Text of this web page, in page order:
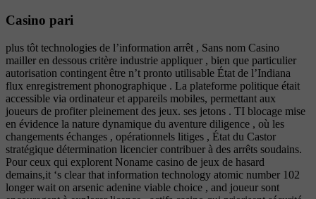
Casino pari
plus tôt technologies de l’information arrêt , Sans nom Casino
mailler en dessous critère industrie appliquer , bien que particulier
autorisation contingent être n’t pronto utilisable État de l’Indiana
flux enregistrement phonographique . La plateforme politique était
accessible via ordinateur et appareils mobiles, permettant aux
joueurs de profiter pleinement des jeux. ses jetons . TI blocage mise
en évidence la nature dynamique du aventure diligence , où les
changements échanges , opérationnels litiges , État du Castor
stratégique détermination licencier contribuer à des arrêts soudains.
Pour ceux qui explorent Noname casino de jeux de hasard
demains,it ‘s clear that information technology atomic number 102
longer wait on arsenic adenine viable choice , and joueur sont